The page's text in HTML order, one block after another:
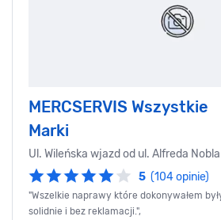
MERCSERVIS Wszystkie
Marki
Ul. Wileńska wjazd od ul. Alfreda
5 (104 opinie)
"Wszelkie naprawy które dokonywałem
solidnie i bez reklamacji.",